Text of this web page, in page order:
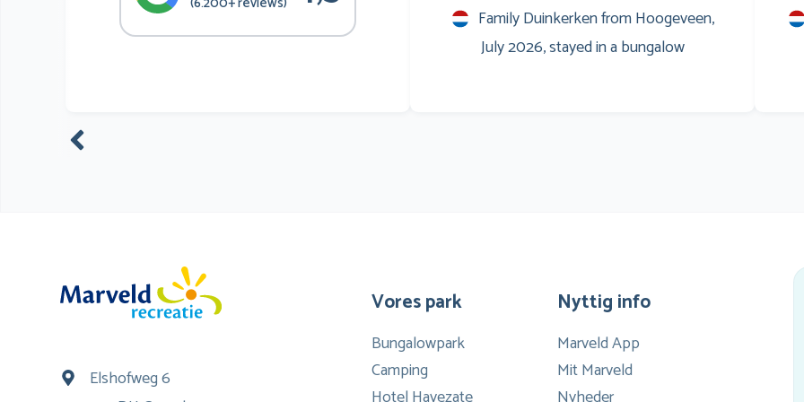
Savonds op het terras leuke muziek,en
natuurlijk het WK voetbal op het scherm
Family Duinkerken from Hoogeveen,
July 2026, stayed in a bungalow
Elshofweg 6
Vores park
Bungalowpark
Camping
Nyttig info
Marveld App
Mit Marveld